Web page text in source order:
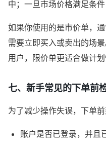
中；一旦市场价格满足条
如果你使用的是市价单，
需要立即买入或卖出的场
用户，限价单更适合做计
七、新手常见的下单前
为了减少操作失误，下单前
账户是否已登录，并且